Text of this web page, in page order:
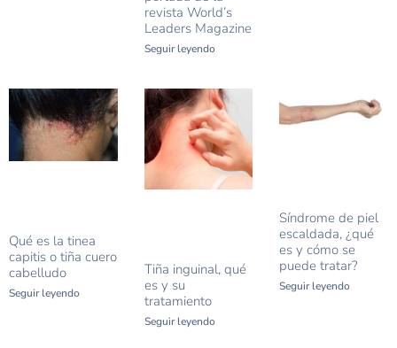
revista World’s
Leaders Magazine
Seguir leyendo
Qué es la tinea
capitis o tiña cuero
cabelludo
Seguir leyendo
Tiña inguinal, qué
es y su
tratamiento
Seguir leyendo
Síndrome de piel
escaldada, ¿qué
es y cómo se
puede tratar?
Seguir leyendo